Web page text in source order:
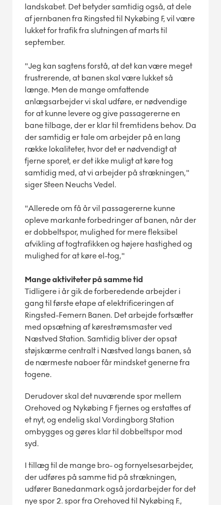
landskabet. Det betyder samtidig også, at dele
af jernbanen fra Ringsted til Nykøbing F, vil være
lukket for trafik fra slutningen af marts til
september.
"Jeg kan sagtens forstå, at det kan være meget
frustrerende, at banen skal være lukket så
længe. Men de mange omfattende
anlægsarbejder vi skal udføre, er nødvendige
for at kunne levere og give passagererne en
bane tilbage, der er klar til fremtidens behov. Da
der samtidig er tale om arbejder på en lang
række lokaliteter, hvor det er nødvendigt at
fjerne sporet, er det ikke muligt at køre tog
samtidig med, at vi arbejder på strækningen,"
siger Steen Neuchs Vedel.
"Allerede om få år vil passagererne kunne
opleve markante forbedringer af banen, når der
er dobbeltspor, mulighed for mere fleksibel
afvikling af togtrafikken og højere hastighed og
mulighed for at køre el-tog,"
Mange aktiviteter på samme tid
Tidligere i år gik de forberedende arbejder i
gang til første etape af elektrificeringen af
Ringsted-Femern Banen. Det arbejde fortsætter
med opsætning af kørestrømsmaster ved
Næstved Station. Samtidig bliver der opsat
støjskærme centralt i Næstved langs banen, så
de nærmeste naboer får mindsket generne fra
togene.
Derudover skal det nuværende spor mellem
Orehoved og Nykøbing F fjernes og erstattes af
et nyt, og endelig skal Vordingborg Station
ombygges og gøres klar til dobbeltspor mod
syd.
I tillæg til de mange bro- og fornyelsesarbejder,
der udføres på samme tid på strækningen,
udfører Banedanmark også jordarbejder for det
nye spor 2. spor fra Orehoved til Nykøbing F.,